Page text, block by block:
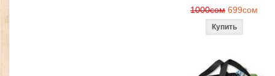
1000сом 699сом